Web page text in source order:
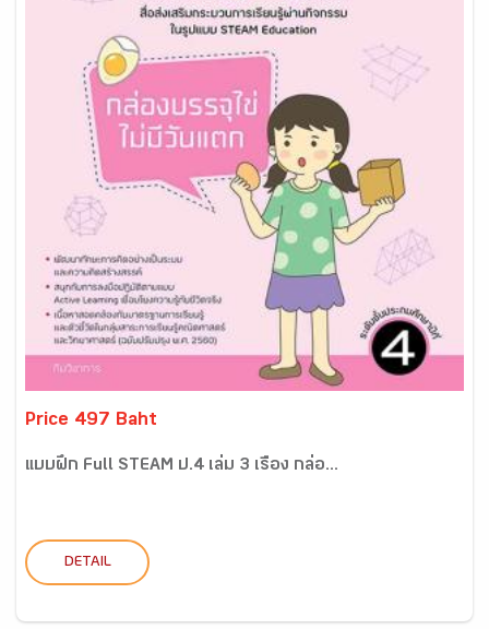
Price 497 Baht
แบบฝึก Full STEAM ป.4 เล่ม 3 เรื่อง กล่อ...
DETAIL